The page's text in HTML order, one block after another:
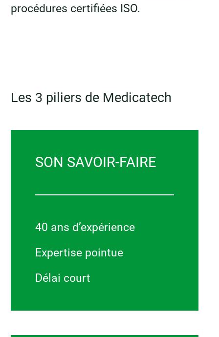
procédures certifiées ISO.
Les 3 piliers de Medicatech
SON SAVOIR-FAIRE
40 ans d’expérience
Expertise pointue
Délai court